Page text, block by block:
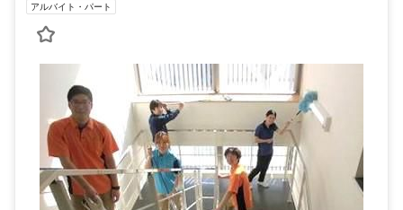
アルバイト・パート